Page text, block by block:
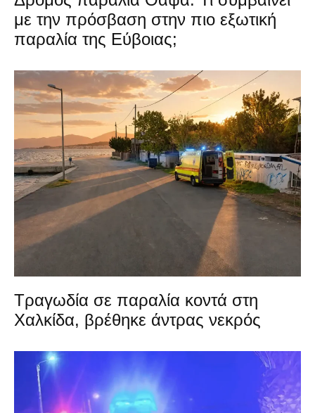
με την πρόσβαση στην πιο εξωτική
παραλία της Εύβοιας;
Τραγωδία σε παραλία κοντά στη
Χαλκίδα, βρέθηκε άντρας νεκρός